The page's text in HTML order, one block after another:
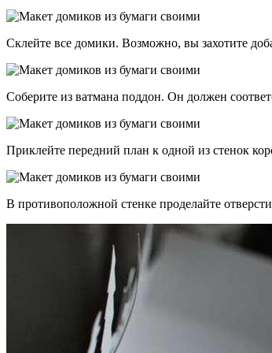
Склейте все домики. Возможно, вы захотите
Соберите из ватмана поддон. Он должен
Приклейте передний план к одной из стенок
В противоположной стенке проделайте